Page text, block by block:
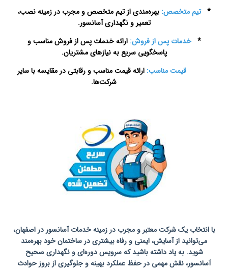
* تیم متخصص: بهره‌مندی از تیم متخصص و مجرب در زمینه نصب،
تعمیر و نگهداری آسانسور.
*خدمات پس از فروش:ارائه خدمات پس از فروش مناسب و
پاسخگویی سریع به نیازهای مشتریان.
قیمت مناسب: ارائه قیمت مناسب و رقابتی در مقایسه با سایر
شرکت‌ها.
با انتخاب یک شرکت معتبر و مجرب در زمینه خدمات آسانسور در اصفهان،
می‌توانید از آسایش، ایمنی و رفاه بیشتری در ساختمان خود بهره‌مند
شوید. به یاد داشته باشید که سرویس دوره‌ای و نگهداری صحیح
آسانسور، نقش مهمی در حفظ عملکرد بهینه و جلوگیری از بروز حوادث